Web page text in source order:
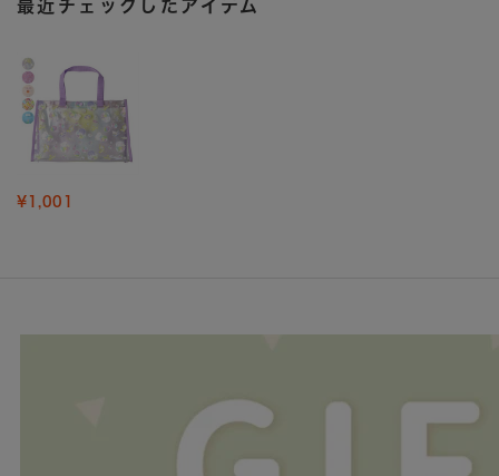
最近チェックしたアイテム
¥1,001